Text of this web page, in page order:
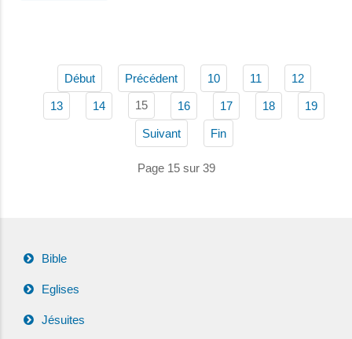
Début Précédent 10 11 12
13 14 15 16 17 18 19
Suivant Fin
Page 15 sur 39
Bible
Eglises
Jésuites